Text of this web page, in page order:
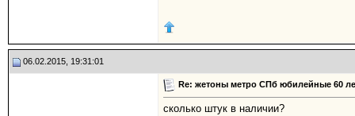
06.02.2015, 19:31:01
Re: жетоны метро СПб юбилейные 60
сколько штук в наличии?